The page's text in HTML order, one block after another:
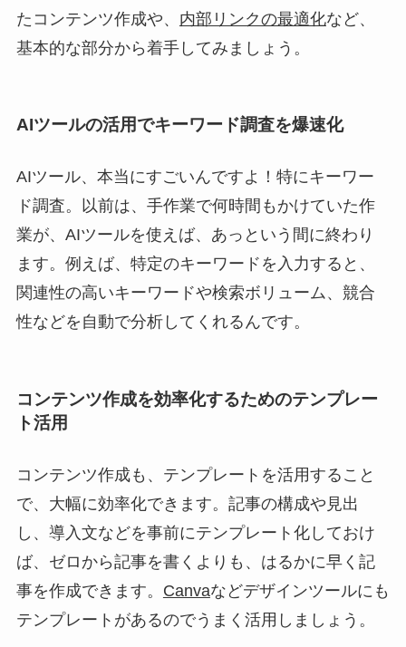
たコンテンツ作成や、 内部リンクの最適化など、
基本的な部分から着手してみましょう。
AIツールの活用でキーワード調査を爆速化
AIツール、本当にすごいんですよ！特にキーワー
ド調査。以前は、手作業で何時間もかけていた作
業が、AIツールを使えば、あっという間に終わり
ます。例えば、特定のキーワードを入力すると、
関連性の高いキーワードや検索ボリューム、競合
性などを自動で分析してくれるんです。
コンテンツ作成を効率化するためのテンプレー
ト活用
コンテンツ作成も、テンプレートを活用すること
で、大幅に効率化できます。記事の構成や見出
し、導入文などを事前にテンプレート化しておけ
ば、ゼロから記事を書くよりも、はるかに早く記
事を作成できます。 Canvaなどデザインツールにも
テンプレートがあるのでうまく活用しましょう。